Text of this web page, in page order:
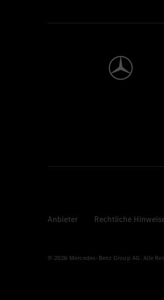
Anbieter Rechtliche
© 2026 Mercedes-Benz Group AG. Alle